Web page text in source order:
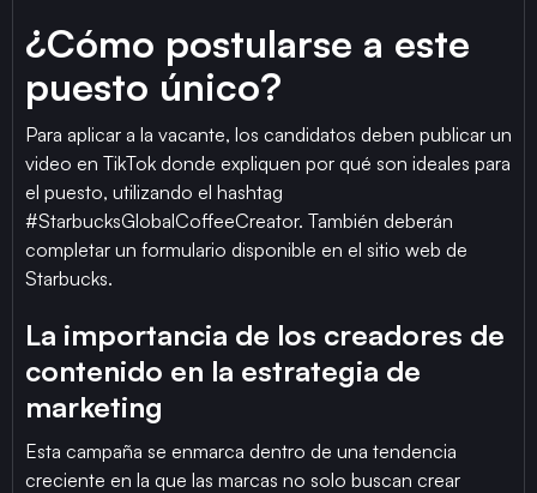
¿Cómo postularse a este
puesto único?
Para aplicar a la vacante, los candidatos deben publicar un
video en TikTok donde expliquen por qué son ideales para
el puesto, utilizando el hashtag
#StarbucksGlobalCoffeeCreator. También deberán
completar un formulario disponible en el sitio web de
Starbucks.
La importancia de los creadores de
contenido en la estrategia de
marketing
Esta campaña se enmarca dentro de una tendencia
creciente en la que las marcas no solo buscan crear